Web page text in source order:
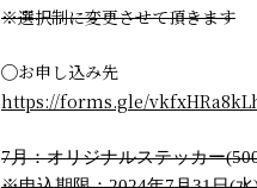
※選択制に変更させて頂きます
◯お申し込み先
https://forms.gle/
7月：オリジナルステッカ